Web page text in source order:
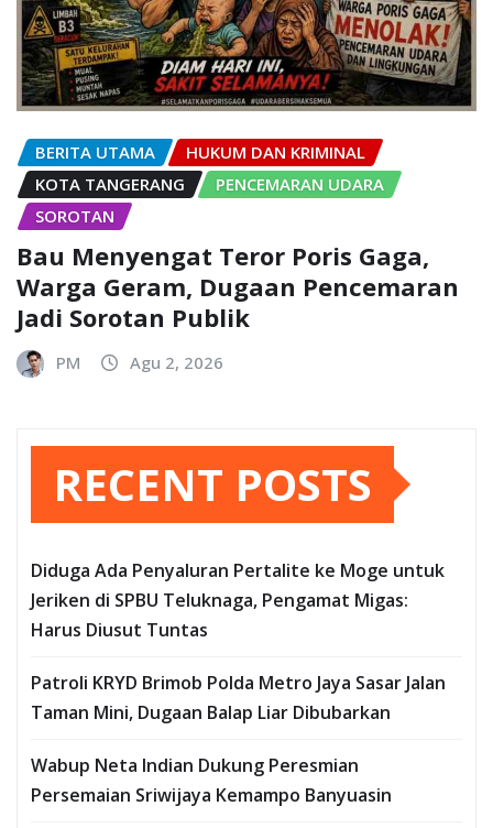
BERITA UTAMA
HUKUM DAN KRIMINAL
KOTA TANGERANG
PENCEMARAN UDARA
SOROTAN
Bau Menyengat Teror Poris Gaga,
Warga Geram, Dugaan Pencemaran
Jadi Sorotan Publik
PM Agu 2, 2026
RECENT POSTS
Diduga Ada Penyaluran Pertalite ke Moge untuk
Jeriken di SPBU Teluknaga, Pengamat Migas:
Harus Diusut Tuntas
Patroli KRYD Brimob Polda Metro Jaya Sasar Jalan
Taman Mini, Dugaan Balap Liar Dibubarkan
Wabup Neta Indian Dukung Peresmian
Persemaian Sriwijaya Kemampo Banyuasin